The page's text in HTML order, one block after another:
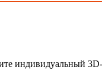
индивидуальный